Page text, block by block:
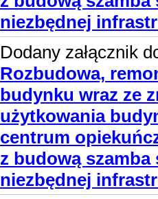
niezbędnej
Dodany załącznik
Rozbudowa,
budynku wraz ze
użytkowania
centrum
z budową szamba
niezbędnej